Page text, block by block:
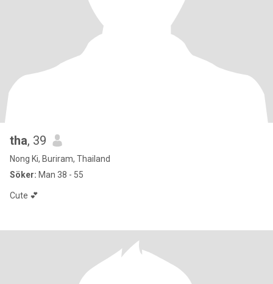
tha, 39
Nong Ki, Buriram, Thailand
Söker: Man 38 - 55
Cute 💕